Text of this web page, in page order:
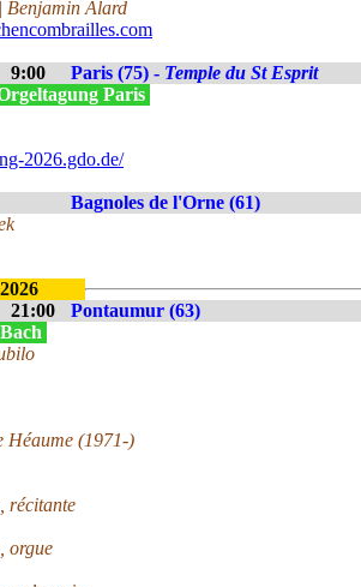
Benjamin Alard
9:00 Paris (75) - Temple du St Esprit
Paris
2026.gdo.de/
Bagnoles de l'Orne (61)
21:00
Pontaumur (63)
Héaume (1971-)
récitante
orgue